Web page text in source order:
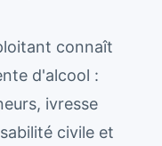
connaît
d'alcool :
ivresse
civile et